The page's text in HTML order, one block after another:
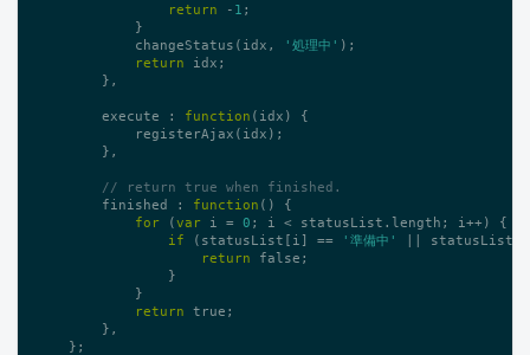
return - 1 ;
            }
            changeStatus(idx,
'処理中' );
return idx;
        },
        execute :
function (idx)
{
            registerAjax(idx);
        },
// return true when finished.
        finished :
function ()
{
for (var i = 0 ; i < statusList.length; i++) {
if (statusList[i] == '準備中'
||
return
false ;
                }
            }
return
true ;
        },
    };